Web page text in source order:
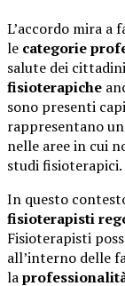
L’accordo mira a
le categorie
salute dei
fisioterapiche
sono presenti
rappresentano
nelle aree in cui
studi fisioterapici.
In questo
fisioterapisti
Fisioterapisti
all’interno delle
la